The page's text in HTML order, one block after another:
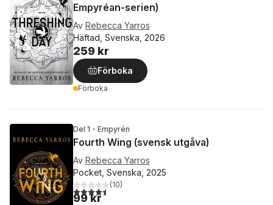
Empyréan-serien)
Av Rebecca Yarros
Häftad, Svenska, 2026
259 kr
Förboka
Förboka
Del 1 - Empyrén
Fourth Wing (svensk utgåva)
Av Rebecca Yarros
Pocket, Svenska, 2025
4,5utav 5 stjärnor. Totalt antal röster:
(10)
99 kr